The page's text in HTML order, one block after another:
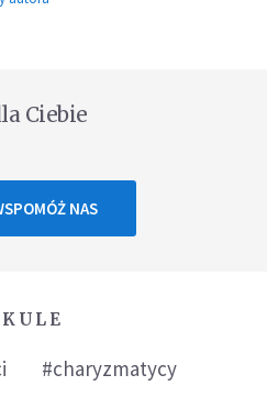
Ciebie
NAS
#charyzmatycy